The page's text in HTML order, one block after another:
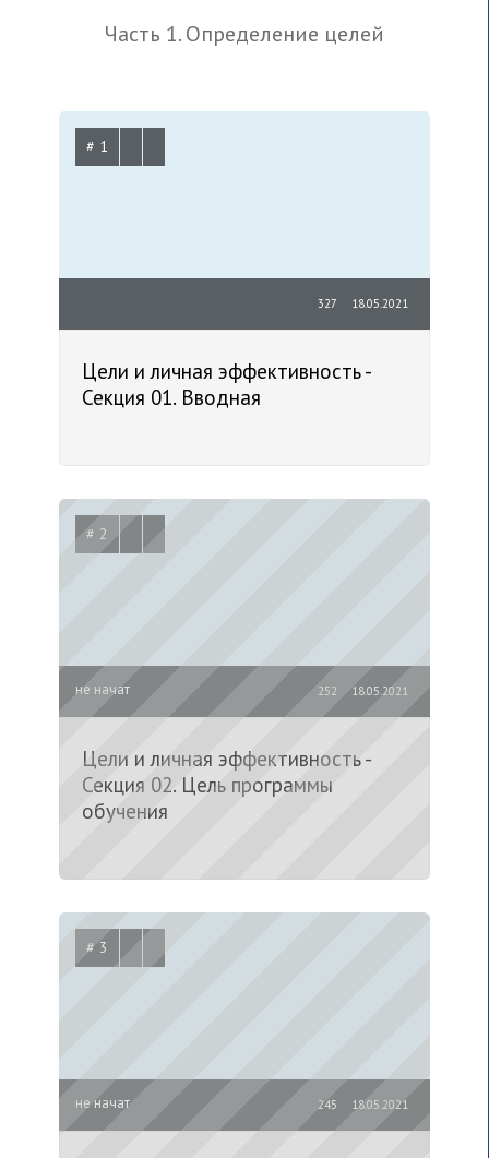
Часть 1. Определение целей
# 1
18.05.2021
327
Цели и личная эффективность -
Секция 01. Вводная
# 2
не начат 18.05.2021
252
Цели и личная эффективность -
Секция 02. Цель программы
обучения
# 3
не начат 18.05.2021
245